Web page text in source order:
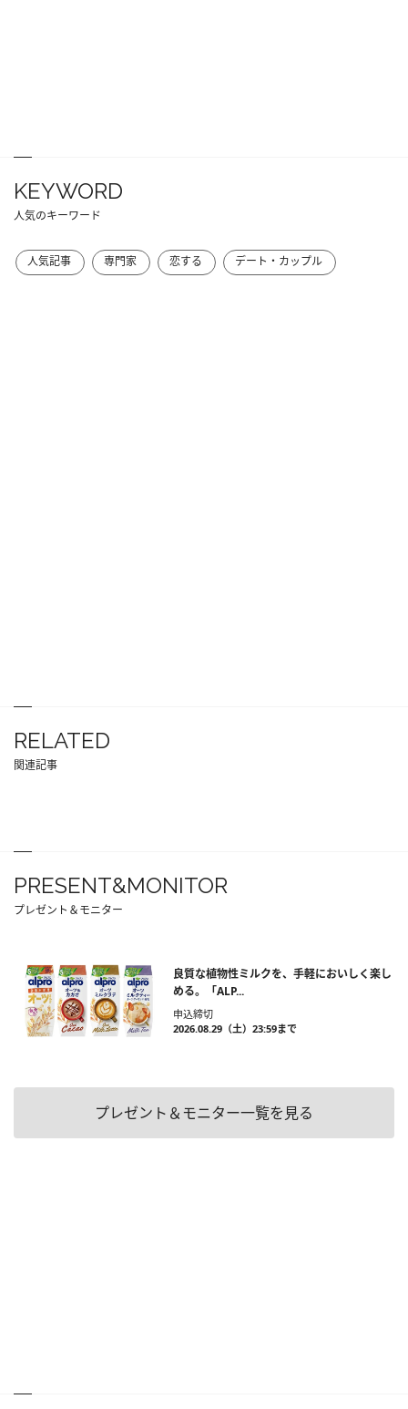
KEYWORD
人気のキーワード
人気記事 専門家 恋する デート・カップル
RELATED
関連記事
PRESENT&MONITOR
プレゼント＆モニター
良質な植物性ミルクを、手軽においしく楽し
める。「ALP...
申込締切
2026.08.29（土）23:59まで
プレゼント＆モニター一覧を見る